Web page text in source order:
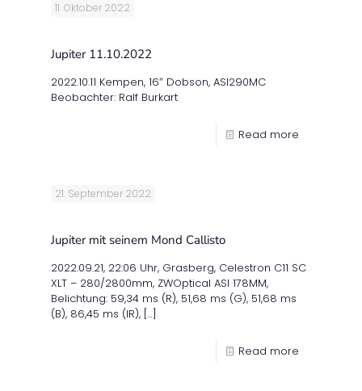
11. Oktober 2022
Jupiter 11.10.2022
2022.10.11 Kempen, 16″ Dobson, ASI290MC
Beobachter: Ralf Burkart
Read more
21. September 2022
Jupiter mit seinem Mond Callisto
2022.09.21, 22:06 Uhr, Grasberg, Celestron C11 SC
XLT – 280/2800mm, ZWOptical ASI 178MM,
Belichtung: 59,34 ms (R), 51,68 ms (G), 51,68 ms
(B), 86,45 ms (IR), […]
Read more